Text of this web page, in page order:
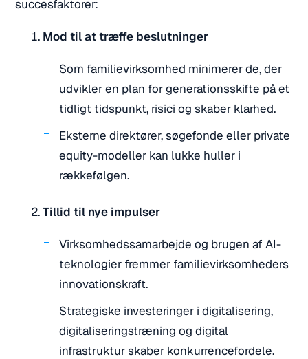
succesfaktorer:
Mod til at træffe beslutninger
Som familievirksomhed minimerer de, der
udvikler en plan for generationsskifte på et
tidligt tidspunkt, risici og skaber klarhed.
Eksterne direktører, søgefonde eller private
equity-modeller kan lukke huller i
rækkefølgen.
Tillid til nye impulser
Virksomhedssamarbejde og brugen af AI-
teknologier fremmer familievirksomheders
innovationskraft.
Strategiske investeringer i digitalisering,
digitaliseringstræning og digital
infrastruktur skaber konkurrencefordele.